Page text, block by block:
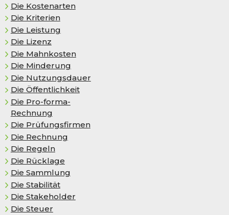
Die Kostenarten
Die Kriterien
Die Leistung
Die Lizenz
Die Mahnkosten
Die Minderung
Die Nutzungsdauer
Die Öffentlichkeit
Die Pro-forma-
Rechnung
Die Prüfungsfirmen
Die Rechnung
Die Regeln
Die Rück­la­ge
Die Sammlung
Die Stabilität
Die Stakeholder
Die Steuer